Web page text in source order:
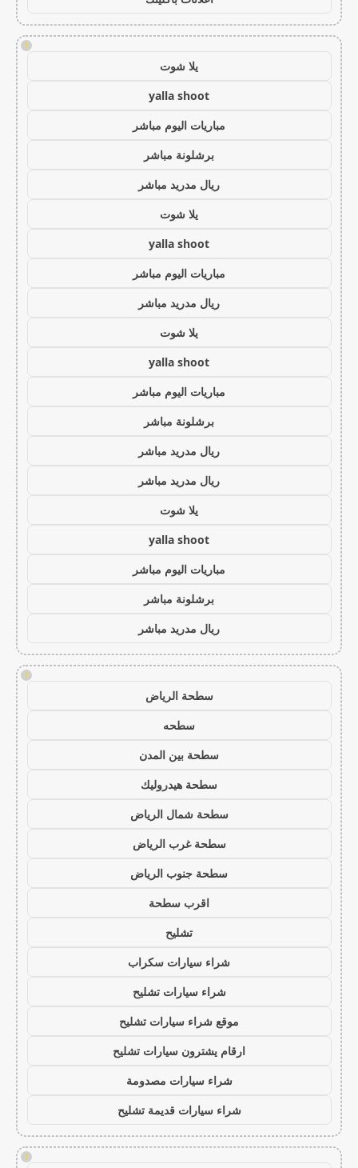
!
يلا شوت
yalla shoot
مباريات اليوم مباشر
برشلونة مباشر
ريال مدريد مباشر
يلا شوت
yalla shoot
مباريات اليوم مباشر
ريال مدريد مباشر
يلا شوت
yalla shoot
مباريات اليوم مباشر
برشلونة مباشر
ريال مدريد مباشر
ريال مدريد مباشر
يلا شوت
yalla shoot
مباريات اليوم مباشر
برشلونة مباشر
ريال مدريد مباشر
!
سطحة الرياض
سطحه
سطحة بين المدن
سطحة هيدروليك
سطحة شمال الرياض
سطحة غرب الرياض
سطحة جنوب الرياض
اقرب سطحة
تشليح
شراء سيارات سكراب
شراء سيارات تشليح
موقع شراء سيارات تشليح
ارقام يشترون سيارات تشليح
شراء سيارات مصدومة
شراء سيارات قديمة تشليح
!